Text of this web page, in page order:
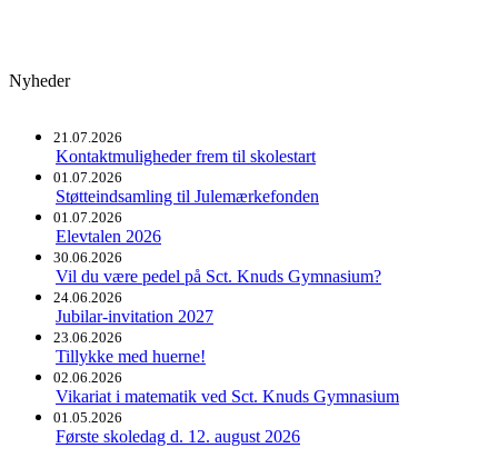
Nyheder
21.07.2026
Kontaktmuligheder frem til skolestart
01.07.2026
Støtteindsamling til Julemærkefonden
01.07.2026
Elevtalen 2026
30.06.2026
Vil du være pedel på Sct. Knuds Gymnasium?
24.06.2026
Jubilar-invitation 2027
23.06.2026
Tillykke med huerne!
02.06.2026
Vikariat i matematik ved Sct. Knuds Gymnasium
01.05.2026
Første skoledag d. 12. august 2026